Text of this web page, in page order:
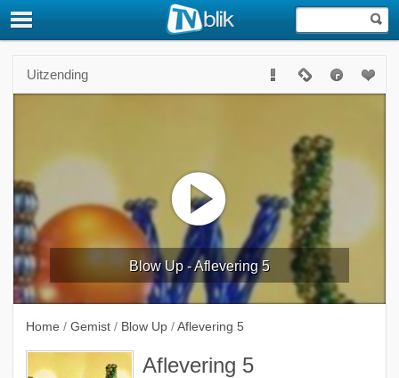
Uitzending
Blow Up - Aflevering 5
Home / Gemist / Blow Up / Aflevering 5
Aflevering 5